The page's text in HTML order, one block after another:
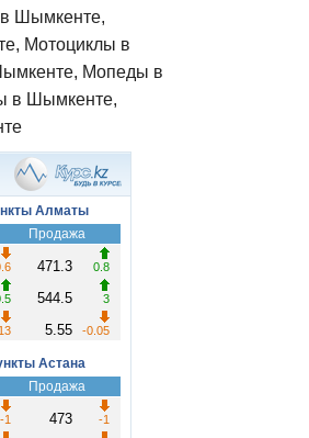
в Шымкенте,
Мотоциклы в
Мопеды в
в Шымкенте,